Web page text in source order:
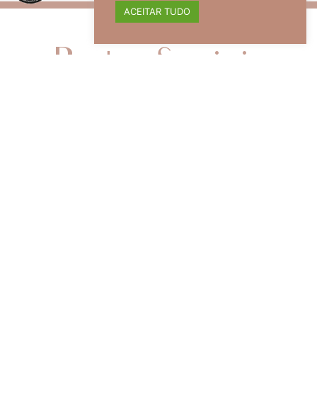
Redes Sociais
ACEITAR TUDO